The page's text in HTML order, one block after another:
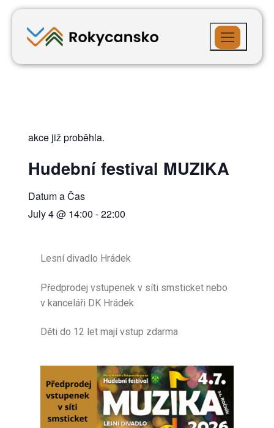
akce již proběhla.
Hudební festival MUZIKA
Datum a Čas
July 4@ 14:00 -22:00
Lesní divadlo Hrádek
Předprodej vstupenek v síti smsticket nebo
v kanceláři DK Hrádek
Děti do 12 let mají vstup zdarma